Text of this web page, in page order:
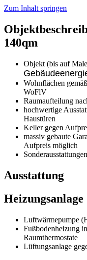
Zum Inhalt springen
140qm
Objekt (bis auf
Wohnflächen
WoFlV
Raumaufteilung
hochwertige
Haustüren
Keller gegen
massiv gebaute
Aufpreis möglich
Ausstattung
Heizungsanlage
Luftwärmepumpe
Fußbodenheizung
Raumthermostate
Lüftungsanlage